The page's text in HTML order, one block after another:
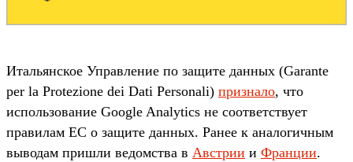
Итальянское Управление по защите данных (Garante
per la Protezione dei Dati Personali) признало, что
использование Google Analytics не соответствует
правилам ЕС о защите данных. Ранее к аналогичным
выводам пришли ведомства в Австрии и Франции.